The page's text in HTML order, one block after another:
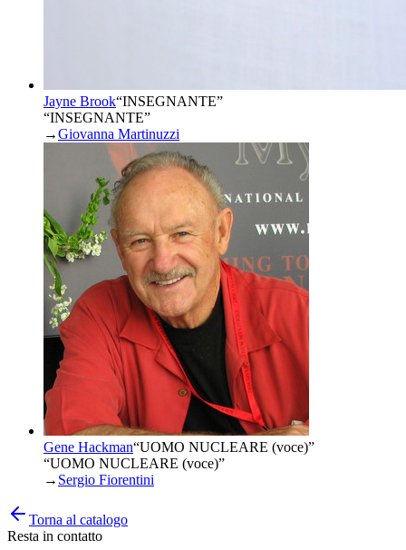
Jayne Brook“INSEGNANTE”
“INSEGNANTE”
→Giovanna Martinuzzi
Gene Hackman“UOMO NUCLEARE (voce)”
“UOMO NUCLEARE (voce)”
→ Sergio Fiorentini
Torna al catalogo
Resta in contatto